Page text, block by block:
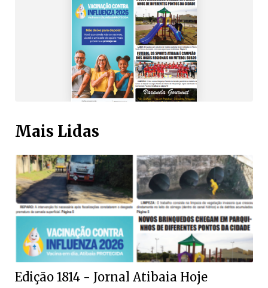
Mais Lidas
Edição 1814 - Jornal Atibaia Hoje